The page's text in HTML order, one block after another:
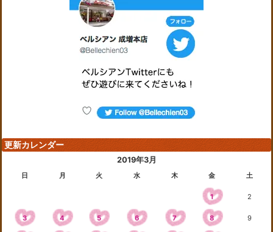
更新カレンダー
2019年3月
日 月 火 水 木 金 土
1 2
3 4 5 6 7 8 9